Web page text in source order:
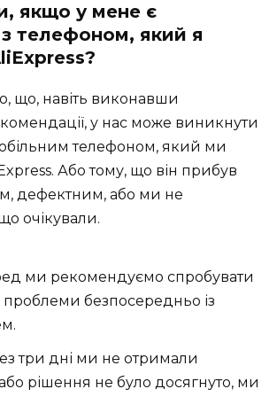
якщо у мене є
телефоном, який я
що, навіть виконавши
у нас може виникнути
телефоном, який ми
Або тому, що він прибув
дефектним, або ми не
очікували.
ми рекомендуємо спробувати
безпосередньо із
три дні ми не отримали
або рішення не було досягнуто, ми